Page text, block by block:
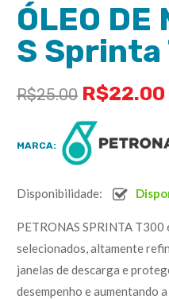
ÓLEO DE
S
R$25.00 R$22.00
MARCA:
Disponibilidade:
PETRONAS SPRINTA
selecionados, altamente
janelas de descarga e
desempenho e aumentando